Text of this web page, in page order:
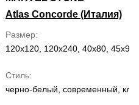
60x60
Atlas Concorde (Италия)
Размер
120x120, 120x240, 40x80,
Стиль
черно-белый, современный,